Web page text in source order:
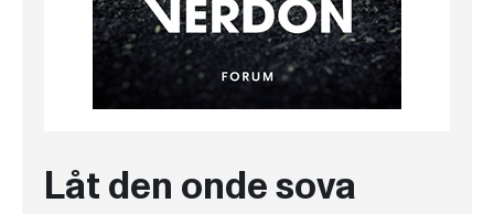
Låt den onde sova